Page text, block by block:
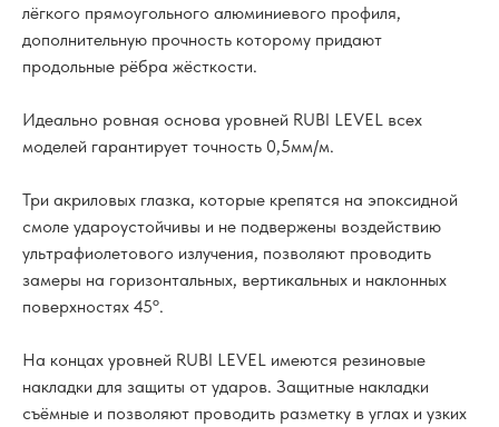
лёгкого прямоугольного алюминиевого профиля,
дополнительную прочность которому придают
продольные рёбра жёсткости.
Идеально ровная основа уровней RUBI LEVEL всех
моделей гарантирует точность 0,5мм/м.
Три акриловых глазка, которые крепятся на эпоксидной
смоле удароустойчивы и не подвержены воздействию
ультрафиолетового излучения, позволяют проводить
замеры на горизонтальных, вертикальных и наклонных
поверхностях 45º.
На концах уровней RUBI LEVEL имеются резиновые
накладки для защиты от ударов. Защитные накладки
съёмные и позволяют проводить разметку в углах и узких